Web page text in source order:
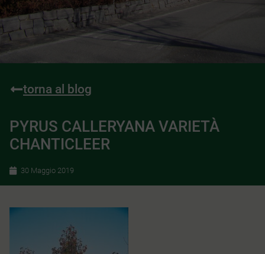
torna al blog
PYRUS CALLERYANA VARIETÀ
CHANTICLEER
30 Maggio 2019